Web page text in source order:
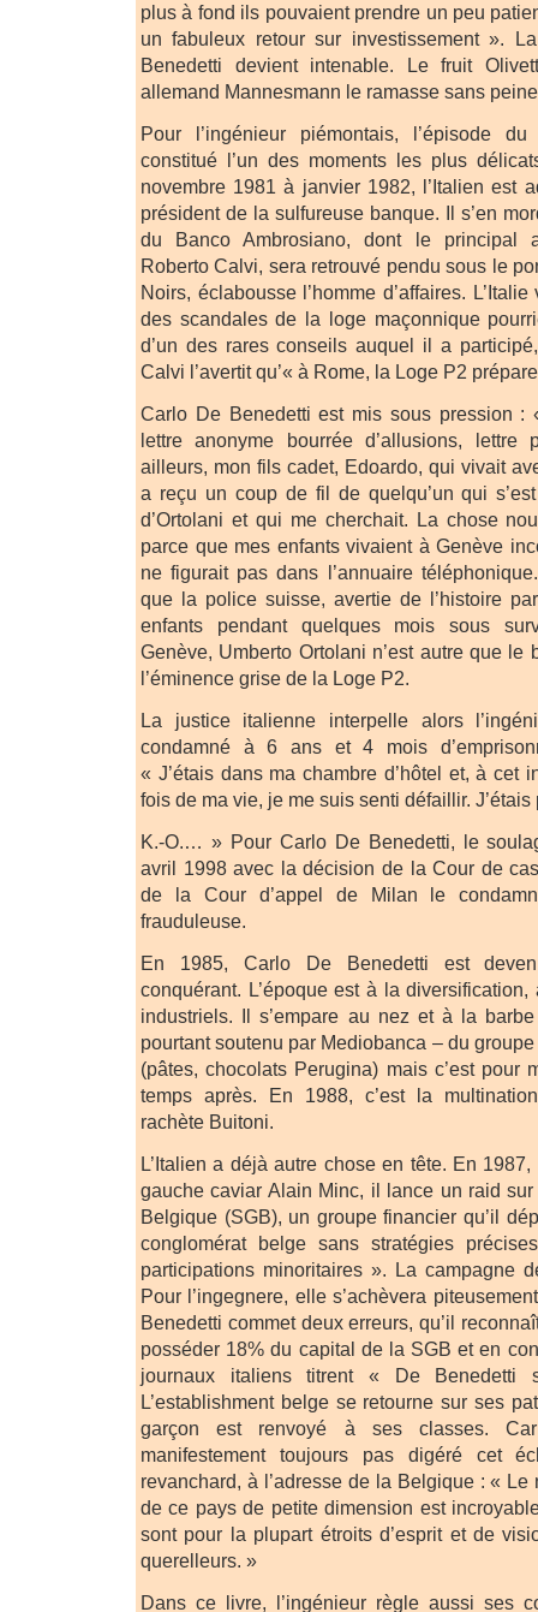
plus à fond ils pouvaient prendre un peu
un fabuleux retour sur investissement ».
Benedetti devient intenable. Le fruit
allemand Mannesmann le ramasse sans
Pour l’ingénieur piémontais, l’épisode
constitué l’un des moments les plus
novembre 1981 à janvier 1982, l’Italien est
président de la sulfureuse banque. Il s’en
du Banco Ambrosiano, dont le principal
Roberto Calvi, sera retrouvé pendu sous le
Noirs, éclabousse l’homme d’affaires.
des scandales de la loge maçonnique
d’un des rares conseils auquel il a
Calvi l’avertit qu’« à Rome, la Loge P2
Carlo De Benedetti est mis sous pression :
lettre anonyme bourrée d’allusions, lettre
ailleurs, mon fils cadet, Edoardo, qui vivait
a reçu un coup de fil de quelqu’un qui
d’Ortolani et qui me cherchait. La chose
parce que mes enfants vivaient à Genève
ne figurait pas dans l’annuaire
que la police suisse, avertie de l’histoire
enfants pendant quelques mois sous
Genève, Umberto Ortolani n’est autre que le
l’éminence grise de la Loge P2.
La justice italienne interpelle alors
condamné à 6 ans et 4 mois
« J’étais dans ma chambre d’hôtel et, à cet
fois de ma vie, je me suis senti défaillir.
K.-O.… » Pour Carlo De Benedetti, le
avril 1998 avec la décision de la Cour de
de la Cour d’appel de Milan le
frauduleuse.
En 1985, Carlo De Benedetti est
conquérant. L’époque est à la
industriels. Il s’empare au nez et à la
pourtant soutenu par Mediobanca – du
(pâtes, chocolats Perugina) mais c’est pour
temps après. En 1988, c’est la
rachète Buitoni.
L’Italien a déjà autre chose en tête. En
gauche caviar Alain Minc, il lance un raid
Belgique (SGB), un groupe financier qu’il
conglomérat belge sans stratégies
participations minoritaires ». La campagne
Pour l’ingegnere, elle s’achèvera
Benedetti commet deux erreurs, qu’il
posséder 18% du capital de la SGB et en
journaux italiens titrent « De Benedetti
L’establishment belge se retourne sur ses
garçon est renvoyé à ses classes.
manifestement toujours pas digéré cet
revanchard, à l’adresse de la Belgique : «
de ce pays de petite dimension est
sont pour la plupart étroits d’esprit et de
querelleurs. »
Dans ce livre, l’ingénieur règle aussi ses